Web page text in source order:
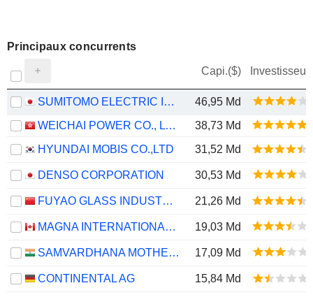
Principaux concurrents
Capi.($) Investisseur
SUMITOMO ELECTRIC INDUSTRIES, LTD.
46,95 Md
WEICHAI POWER CO., LTD.
38,73 Md
HYUNDAI MOBIS CO.,LTD
31,52 Md
DENSO CORPORATION 30,53 Md
FUYAO GLASS INDUSTRY GROUP CO., LTD. 21,26 Md
MAGNA INTERNATIONAL INC. 19,03 Md
SAMVARDHANA MOTHERSON INTERNATIONAL LIMITED 17,09 Md
CONTINENTAL AG 15,84 Md